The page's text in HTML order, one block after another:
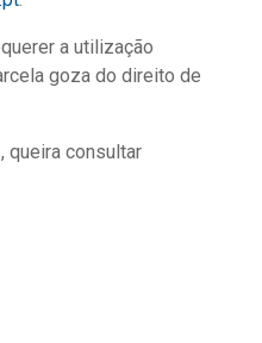
a utilização
goza do direito de
queira consultar